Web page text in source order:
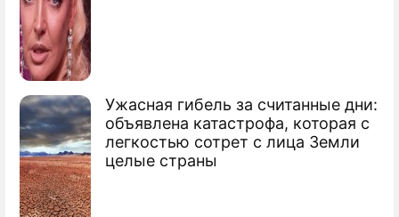
Ужасная гибель за считанные дни:
объявлена катастрофа, которая с
легкостью сотрет с лица Земли
целые страны
письмо с опозданием в 40 лет
"Почта России" два года везла письмо
по Вологодской области